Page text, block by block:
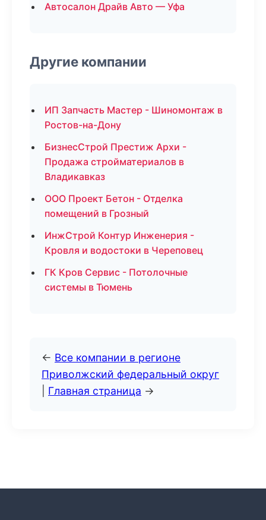
Автосалон Драйв Авто — Уфа
Другие компании
ИП Запчасть Мастер - Шиномонтаж в
Ростов-на-Дону
БизнесСтрой Престиж Архи -
Продажа стройматериалов в
Владикавказ
ООО Проект Бетон - Отделка
помещений в Грозный
ИнжСтрой Контур Инженерия -
Кровля и водостоки в Череповец
ГК Кров Сервис - Потолочные
системы в Тюмень
← Все компании в регионе
Приволжский федеральный округ
Главная страница →